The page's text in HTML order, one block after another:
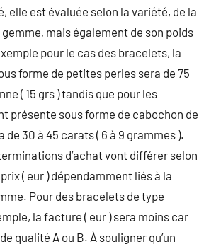
elle est évaluée selon la variété, de la
mais également de son poids
pour le cas des bracelets, la
forme de petites perles sera de 75
( 15 grs ) tandis que pour les
présente sous forme de cabochon de
30 à 45 carats ( 6 à 9 grammes ).
d’achat vont différer selon
( eur ) dépendamment liés à la
Pour des bracelets de type
la facture ( eur ) sera moins car
qualité A ou B. À souligner qu’un